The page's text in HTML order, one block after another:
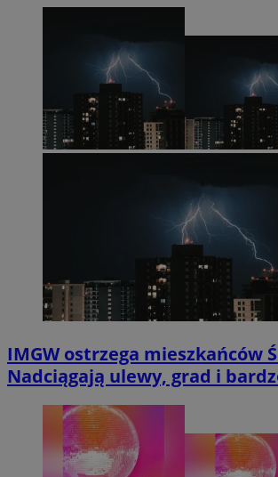
IMGW ostrzega mieszkańców
Nadciągają ulewy, grad i